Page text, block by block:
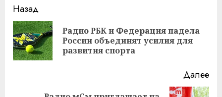
Навигация
записи
Назад
Радио РБК и Федерация падела
России объединят усилия для
развития спорта
Далее